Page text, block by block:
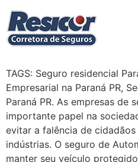
TAGS: Seguro residencial
Empresarial na Paraná PR,
Paraná PR. As empresas de
importante papel na
evitar a falência de
indústrias. O seguro de
manter seu veículo